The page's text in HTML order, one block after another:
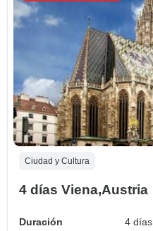
Ciudad y Cultura
4 días Viena,Austria
Duración
4 días